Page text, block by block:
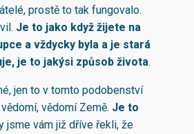
prostě to tak fungovalo.
Je to jako když žijete na
a vždycky byla a je stará
je to jakýsi způsob života.
jen to v tomto podobenství
vědomí Země. Je to
jsme vám již dříve řekli, že